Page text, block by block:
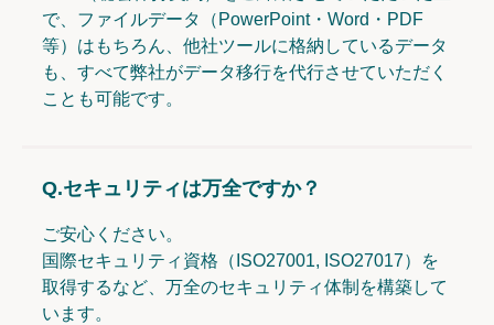
で、ファイルデータ（PowerPoint・Word・PDF
等）はもちろん、他社ツールに格納しているデータ
も、すべて弊社がデータ移行を代行させていただく
ことも可能です。
Q.セキュリティは万全ですか？
ご安心ください。
国際セキュリティ資格（ISO27001, ISO27017）を
取得するなど、万全のセキュリティ体制を構築して
います。